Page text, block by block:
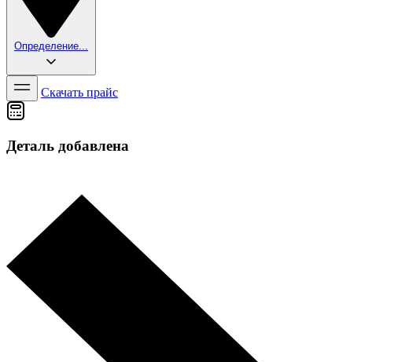
Определение...
Скачать прайс
Деталь добавлена